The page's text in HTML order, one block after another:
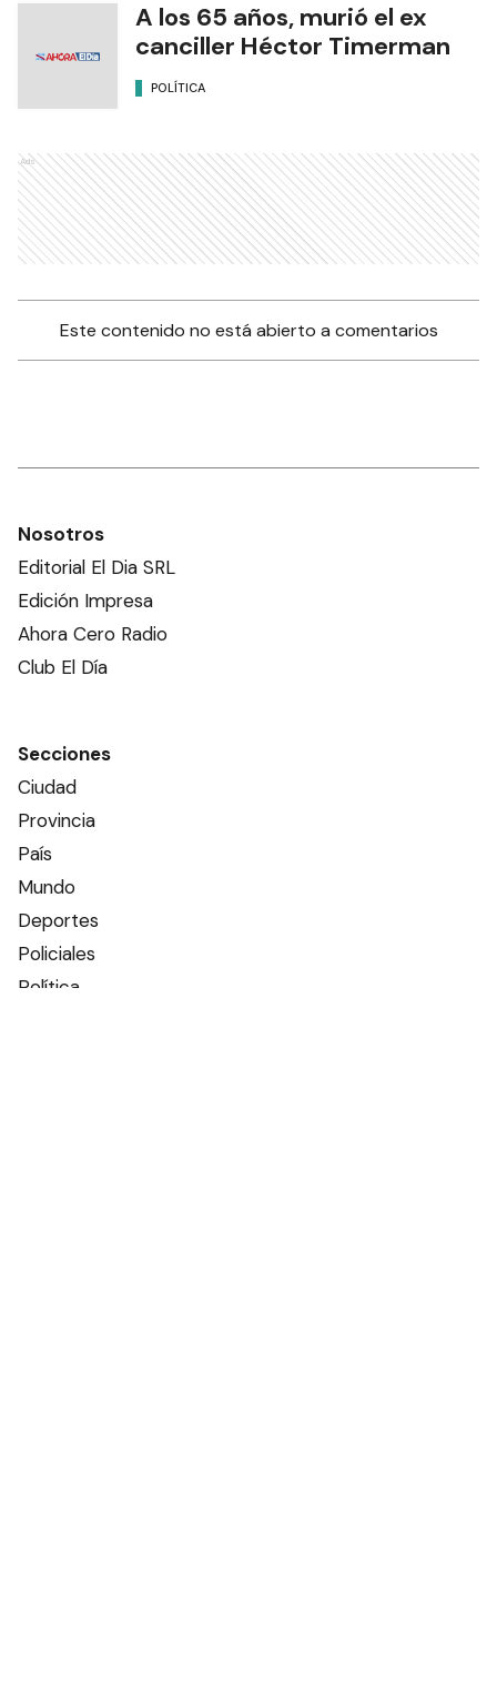
A los 65 años, murió el ex
canciller Héctor Timerman
POLÍTICA
Ads
Este contenido no está abierto a comentarios
Nosotros
Editorial El Dia SRL
Edición Impresa
Ahora Cero Radio
Club El Día
Secciones
Ciudad
Provincia
País
Mundo
Deportes
Policiales
Política